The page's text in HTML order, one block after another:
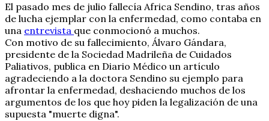
El pasado mes de julio fallecía Africa Sendino, tras años
de lucha ejemplar con la enfermedad, como contaba en
una entrevista que conmocionó a muchos.
Con motivo de su fallecimiento, Álvaro Gándara,
presidente de la Sociedad Madrileña de Cuidados
Paliativos, publica en Diario Médico un artículo
agradeciendo a la doctora Sendino su ejemplo para
afrontar la enfermedad, deshaciendo muchos de los
argumentos de los que hoy piden la legalización de una
supuesta "muerte digna".